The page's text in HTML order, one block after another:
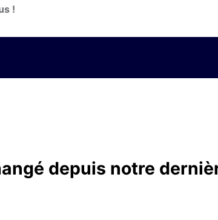
!
depuis notre